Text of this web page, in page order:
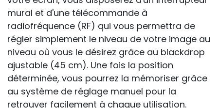
mural et d'une télécommande à
radiofréquence (RF) qui vous permettra de
régler simplement le niveau de votre image au
niveau où vous le désirez grâce au blackdrop
ajustable (45 cm). Une fois la position
déterminée, vous pourrez la mémoriser grâce
au système de réglage manuel pour la
retrouver facilement à chaque utilisation.